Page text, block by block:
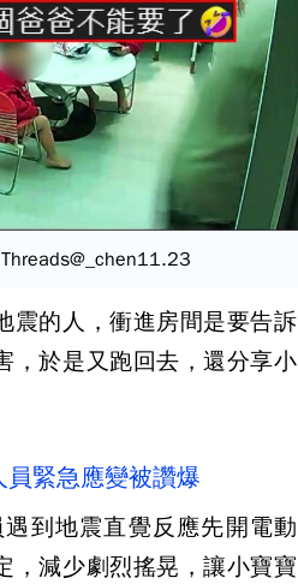
震的人，衝進房間是要告訴
，於是又跑回去，還分享小
緊急應變被讚爆
到地震直覺反應先開電動
，減少劇烈搖晃，讓小寶寶